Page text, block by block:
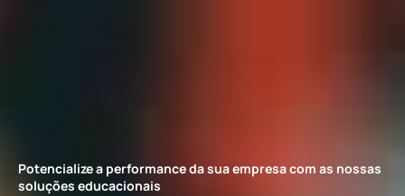
Potencialize a performance da sua empresa com as nossas
soluções educacionais